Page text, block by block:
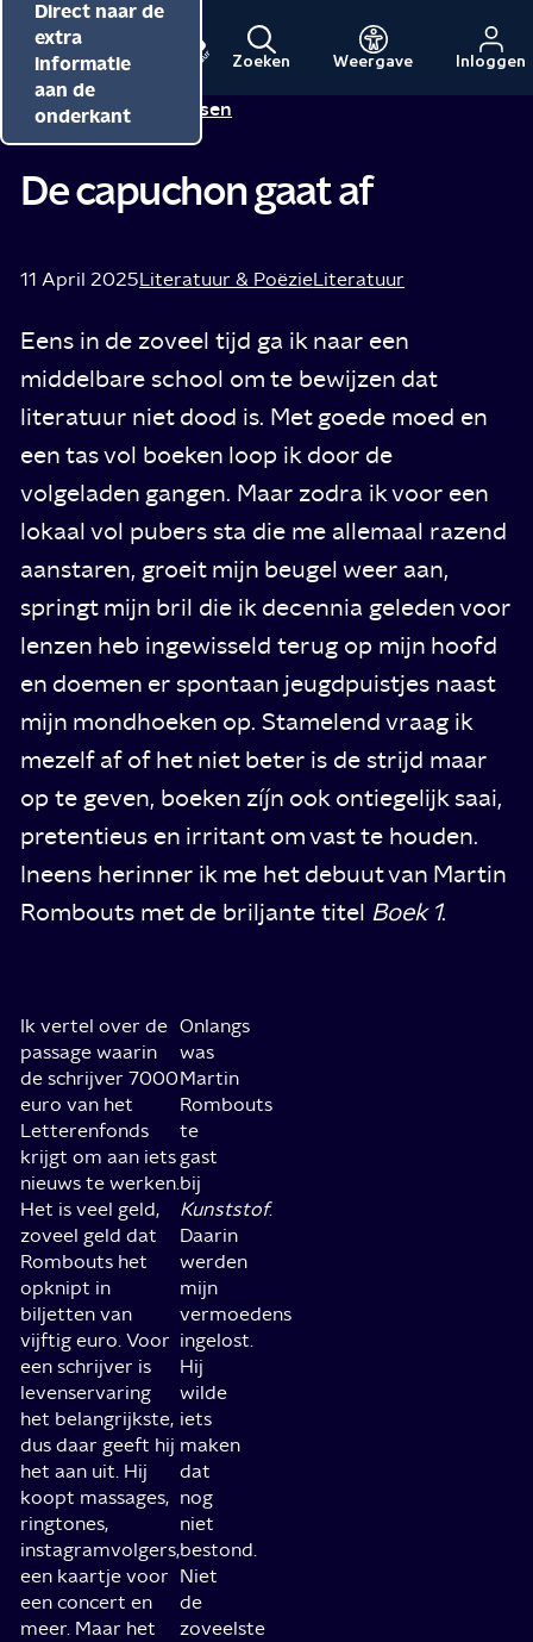
Direct naar de
inhoud
Direct naar de
hoofdnavigatie
Direct naar de
extra
informatie
aan de
onderkant
Menu
Naar
de
NPO
beginpagina
NPO
Zoeken Weergave Inloggen
Tip vanAlma Mathijsen
De capuchon gaat af
11 April 2025Literatuur & PoëzieLiteratuur
Eens in de zoveel tijd ga ik naar een
middelbare school om te bewijzen dat
literatuur niet dood is. Met goede moed en
een tas vol boeken loop ik door de
volgeladen gangen. Maar zodra ik voor een
lokaal vol pubers sta die me allemaal razend
aanstaren, groeit mijn beugel weer aan,
springt mijn bril die ik decennia geleden voor
lenzen heb ingewisseld terug op mijn hoofd
en doemen er spontaan jeugdpuistjes naast
mijn mondhoeken op. Stamelend vraag ik
mezelf af of het niet beter is de strijd maar
op te geven, boeken zíjn ook ontiegelijk saai,
pretentieus en irritant om vast te houden.
Ineens herinner ik me het debuut van Martin
Rombouts met de briljante titel Boek 1.
Ik vertel over de
passage waarin
de schrijver 7000
euro van het
Letterenfonds
krijgt om aan iets
nieuws te werken.
Het is veel geld,
zoveel geld dat
Rombouts het
opknipt in
biljetten van
vijftig euro. Voor
een schrijver is
levenservaring
het belangrijkste,
dus daar geeft hij
het aan uit. Hij
koopt massages,
ringtones,
instagramvolgers,
een kaartje voor
een concert en
meer. Maar het
Onlangs
was
Martin
Rombouts
te
gast
bij
Kunststof.
Daarin
werden
mijn
vermoedens
ingelost.
Hij
wilde
iets
maken
dat
nog
niet
bestond.
Niet
de
zoveelste